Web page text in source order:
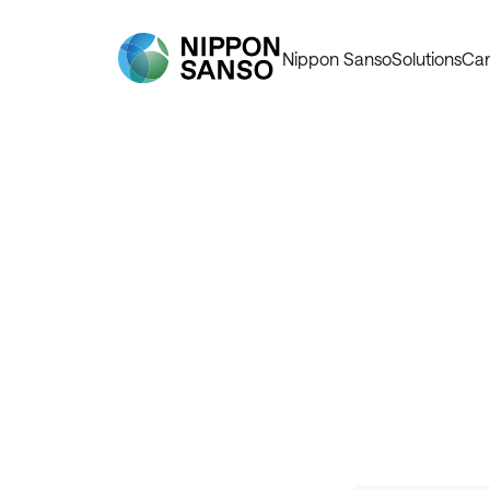
Nippon SansoSolutions